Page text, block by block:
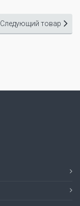
Следующий товар